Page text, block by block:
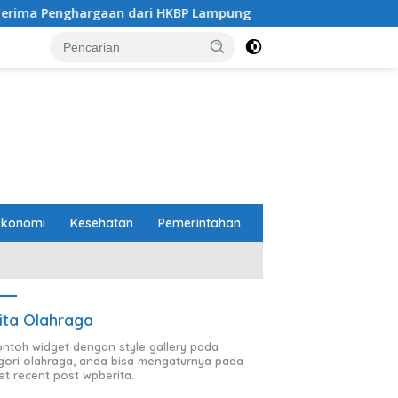
Lampung Pemprov dan DPRD Lampung Sepakati
Kesehatan Pemerintahan
Olahraga
widget dengan style gallery pada
olahraga, anda bisa mengaturnya pada
recent post wpberita.